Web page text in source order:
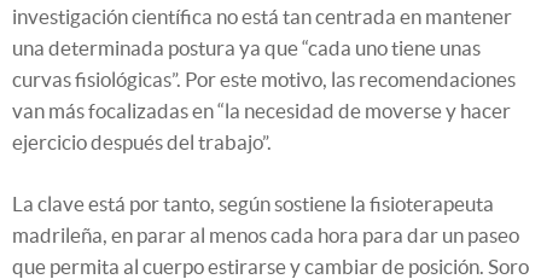
investigación científica no está tan centrada en mantener
una determinada postura ya que “cada uno tiene unas
curvas fisiológicas”. Por este motivo, las recomendaciones
van más focalizadas en “la necesidad de moverse y hacer
ejercicio después del trabajo”.
La clave está por tanto, según sostiene la fisioterapeuta
madrileña, en parar al menos cada hora para dar un paseo
que permita al cuerpo estirarse y cambiar de posición. Soro